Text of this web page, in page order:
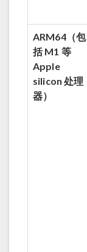
ARM64（包
括 M1 等
Apple
silicon 处理
器）